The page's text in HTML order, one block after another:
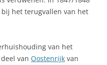
het terugvallen van het
van het
van Oostenrijk van